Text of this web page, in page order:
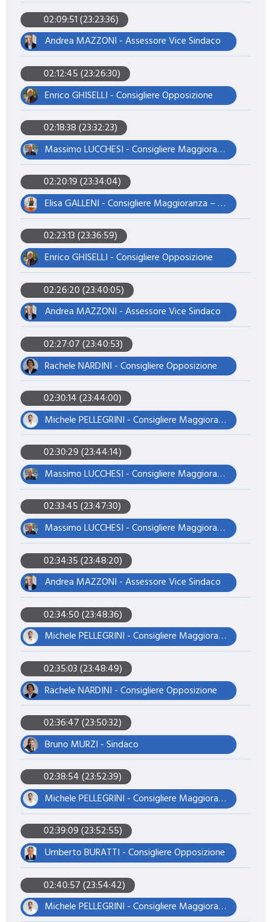
02:09:51 (23:23:36)
Andrea MAZZONI - Assessore Vice Sindaco
02:12:45 (23:26:30)
Enrico GHISELLI - Consigliere Opposizione
02:18:38 (23:32:23)
Massimo LUCCHESI - Consigliere Maggioranza – Assessore
02:20:19 (23:34:04)
Elisa GALLENI - Consigliere Maggioranza – Assessore
02:23:13 (23:36:59)
Enrico GHISELLI - Consigliere Opposizione
02:26:20 (23:40:05)
Andrea MAZZONI - Assessore Vice Sindaco
02:27:07 (23:40:53)
Rachele NARDINI - Consigliere Opposizione
02:30:14 (23:44:00)
Michele PELLEGRINI - Consigliere Maggioranza – Presidente del Consiglio
02:30:29 (23:44:14)
Massimo LUCCHESI - Consigliere Maggioranza – Assessore
02:33:45 (23:47:30)
Massimo LUCCHESI - Consigliere Maggioranza – Assessore
02:34:35 (23:48:20)
Andrea MAZZONI - Assessore Vice Sindaco
02:34:50 (23:48:36)
Michele PELLEGRINI - Consigliere Maggioranza – Presidente del Consiglio
02:35:03 (23:48:49)
Rachele NARDINI - Consigliere Opposizione
02:36:47 (23:50:32)
Bruno MURZI - Sindaco
02:38:54 (23:52:39)
Michele PELLEGRINI - Consigliere Maggioranza – Presidente del Consiglio
02:39:09 (23:52:55)
Umberto BURATTI - Consigliere Opposizione
02:40:57 (23:54:42)
Michele PELLEGRINI - Consigliere Maggioranza – Presidente del Consiglio